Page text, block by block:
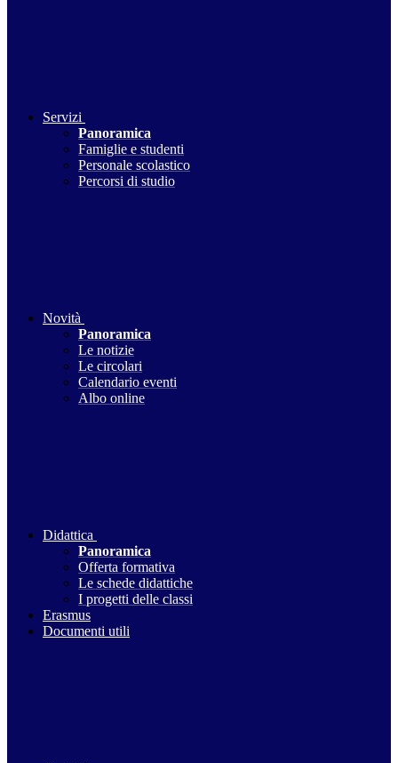
Servizi
Panoramica
Famiglie e studenti
Personale scolastico
Percorsi di studio
Novità
Panoramica
Le notizie
Le circolari
Calendario eventi
Albo online
Didattica
Panoramica
Offerta formativa
Le schede didattiche
I progetti delle classi
Erasmus
Documenti utili